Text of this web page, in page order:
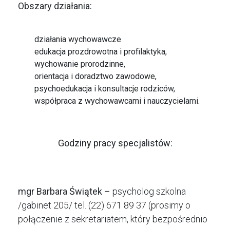
Obszary działania:
działania wychowawcze
edukacja prozdrowotna i profilaktyka,
wychowanie prorodzinne,
orientacja i doradztwo zawodowe,
psychoedukacja i konsultacje rodziców,
współpraca z wychowawcami i nauczycielami.
Godziny pracy specjalistów:
mgr Barbara Świątek – psycholog szkolna
/gabinet 205/ tel. (22) 671 89 37 (prosimy o
połączenie z sekretariatem, który bezpośrednio